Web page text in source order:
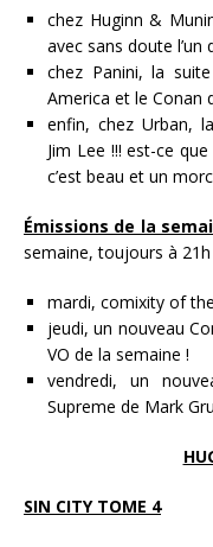
chez Huginn &
avec sans doute l’un
chez Panini, la
America et le Conan
enfin, chez Urban,
Jim Lee !!! est-ce
c’est beau et un
Émissions de la
semaine, toujours à
mardi, comixity of
jeudi, un nouveau
VO de la semaine !
vendredi, un
Supreme de Mark
SIN CITY TOME 4